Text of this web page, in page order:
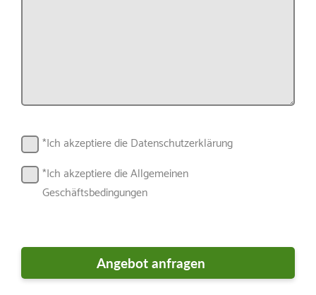
*Ich akzeptiere die Datenschutzerklärung
*Ich akzeptiere die Allgemeinen
Geschäftsbedingungen